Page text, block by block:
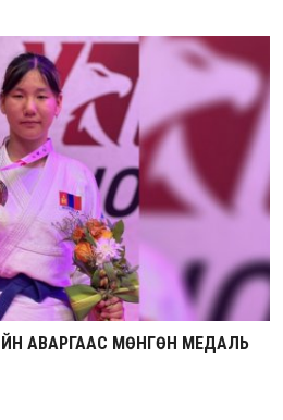
АВАРГААС МӨНГӨН МЕДАЛЬ